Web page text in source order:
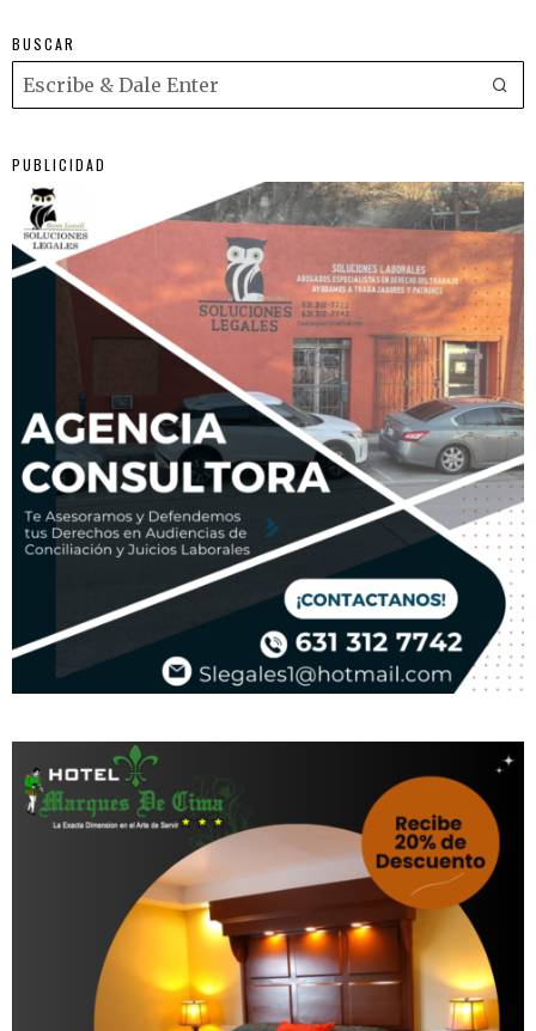
BUSCAR
PUBLICIDAD